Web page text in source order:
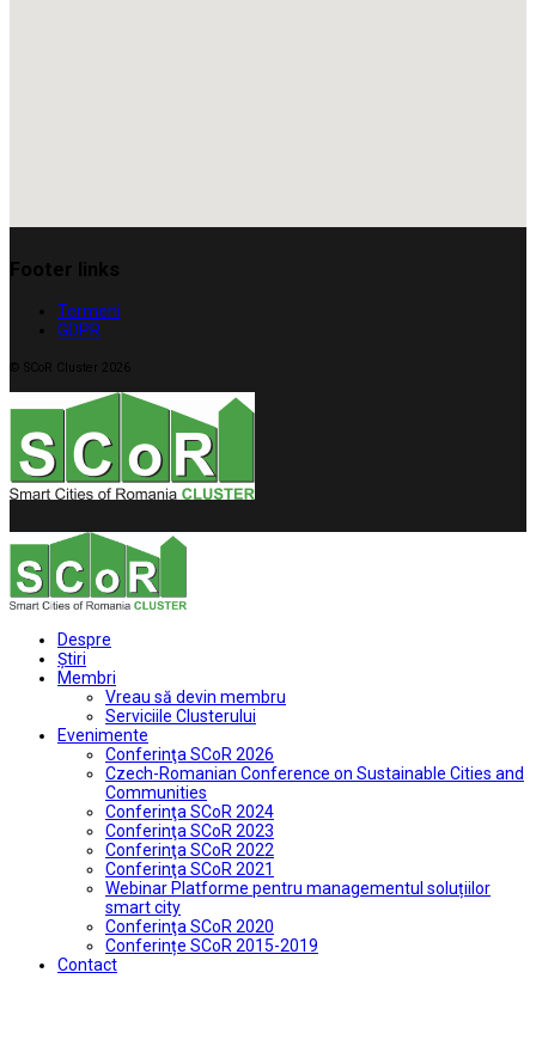
Footer links
Termeni
GDPR
© SCoR Cluster 2026
Despre
Ştiri
Membri
Vreau să devin membru
Serviciile Clusterului
Evenimente
Conferinţa SCoR 2026
Czech-Romanian Conference on Sustainable Cities and
Communities
Conferinţa SCoR 2024
Conferinţa SCoR 2023
Conferinţa SCoR 2022
Conferinţa SCoR 2021
Webinar Platforme pentru managementul soluțiilor
smart city
Conferinţa SCoR 2020
Conferințe SCoR 2015-2019
Contact